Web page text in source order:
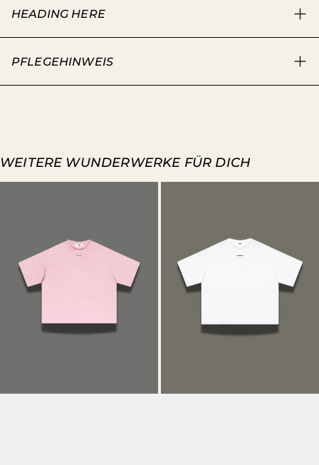
HEADING HERE
PFLEGEHINWEIS
WEITERE WUNDERWERKE FÜR DICH